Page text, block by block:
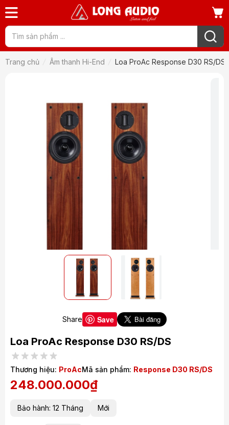
Trang chủ Âm thanh Hi-End Loa ProAc Response D30 RS/DS
Share Save
Loa ProAc Response D30 RS/DS
Thương hiệu: ProAcMã sản phẩm: Response D30 RS/DS
248.000.000₫
Bảo hành: 12 Tháng Mới